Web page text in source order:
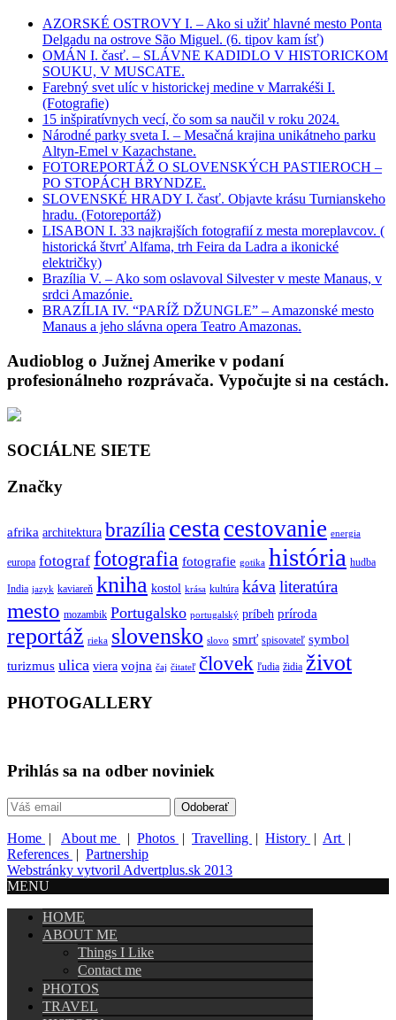
AZORSKÉ OSTROVY I. – Ako si užiť hlavné mesto Ponta
Delgadu na ostrove São Miguel. (6. tipov kam ísť)
OMÁN I. časť. – SLÁVNE KADIDLO V HISTORICKOM
SOUKU, V MUSCATE.
Farebný svet ulíc v historickej medine v Marrakéši I.
(Fotografie)
15 inšpiratívnych vecí, čo som sa naučil v roku 2024.
Národné parky sveta I. – Mesačná krajina unikátneho parku
Altyn-Emel v Kazachstane.
FOTOREPORTÁŽ O SLOVENSKÝCH PASTIEROCH –
PO STOPÁCH BRYNDZE.
SLOVENSKÉ HRADY I. časť. Objavte krásu Turnianskeho
hradu. (Fotoreportáž)
LISABON I. 33 najkrajších fotografií z mesta moreplavcov. (
historická štvrť Alfama, trh Feira da Ladra a ikonické
električky)
Brazília V. – Ako som oslavoval Silvester v meste Manaus, v
srdci Amazónie.
BRAZÍLIA IV. “PARÍŽ DŽUNGLE” – Amazonské mesto
Manaus a jeho slávna opera Teatro Amazonas.
Audioblog o Južnej Amerike v podaní
profesionálneho rozprávača. Vypočujte si na cestách.
SOCIÁLNE SIETE
Značky
afrika architektura brazília cesta cestovanie energia
europa fotograf fotografia fotografie gotika história hudba
India jazyk kaviareň kniha kostol krása kultúra káva literatúra
mesto mozambik Portugalsko portugalský príbeh príroda
reportáž rieka slovensko slovo smrť spisovateľ symbol
turizmus ulica viera vojna čaj čitateľ človek ľudia židia život
PHOTOGALLERY
Prihlás sa na odber noviniek
Home | About me | Photos | Travelling | History | Art |
References | Partnership
Webstránky vytvoril Advertplus.sk 2013
MENU
HOME
ABOUT ME
Things I Like
Contact me
PHOTOS
TRAVEL